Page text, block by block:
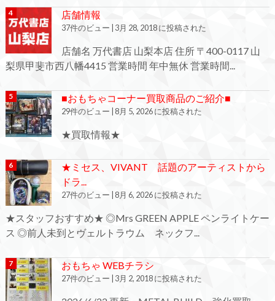
店舗情報
37件のビュー 3月 28, 2018 に投稿された
店舗名 万代書店 山梨本店 住所 〒400-0117 山
梨県甲斐市西八幡4415 営業時間 年中無休 営業時間...
■おもちゃコーナー買取商品のご紹介■
29件のビュー 8月 5, 2026 に投稿された
★買取情報★
★ミセス、VIVANT 話題のアーティストから
ドラ...
27件のビュー 8月 6, 2026 に投稿された
★スタッフおすすめ★ ◎Mrs GREEN APPLE ペンライトケー
ス ◎前人未到とヴェルトラウム ネックフ...
おもちゃ WEBチラシ
27件のビュー 3月 2, 2018 に投稿された